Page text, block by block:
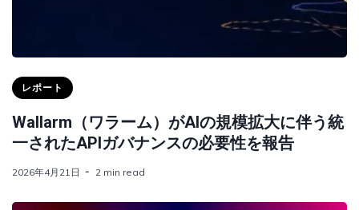
レポート
Wallarm（ワラーム）がAIの規模拡大に伴う統
一されたAPIガバナンスの必要性を報告
2026年4月21日 2 min read